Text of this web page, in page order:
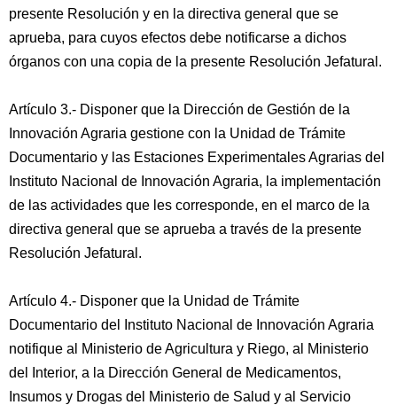
presente Resolución y en la directiva general que se
aprueba, para cuyos efectos debe notificarse a dichos
órganos con una copia de la presente Resolución Jefatural.
Artículo 3.- Disponer que la Dirección de Gestión de la
Innovación Agraria gestione con la Unidad de Trámite
Documentario y las Estaciones Experimentales Agrarias del
Instituto Nacional de Innovación Agraria, la implementación
de las actividades que les corresponde, en el marco de la
directiva general que se aprueba a través de la presente
Resolución Jefatural.
Artículo 4.- Disponer que la Unidad de Trámite
Documentario del Instituto Nacional de Innovación Agraria
notifique al Ministerio de Agricultura y Riego, al Ministerio
del Interior, a la Dirección General de Medicamentos,
Insumos y Drogas del Ministerio de Salud y al Servicio